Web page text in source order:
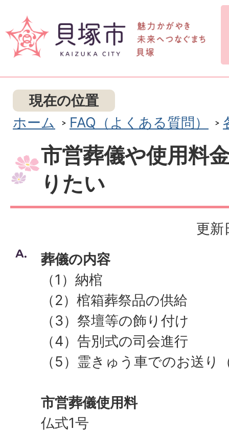
現在の位置
ホーム
FAQ（よくある質問）
市営葬儀や使用料
りたい
更新
葬儀の内容
（1）納棺
（2）棺箱葬祭品の供給
（3）祭壇等の飾り付け
（4）告別式の司会進行
（5）霊きゅう車でのお送り
市営葬儀使用料
仏式1号